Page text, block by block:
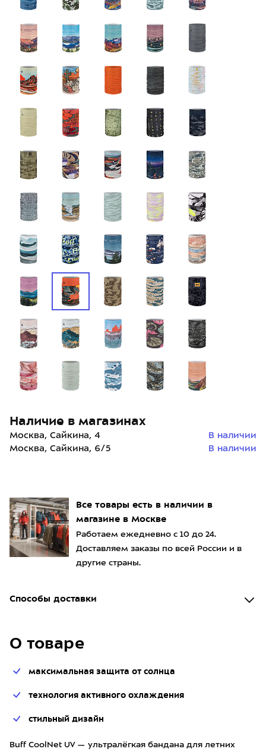
Все товары есть в наличии в
магазине в Москве
Работаем ежедневно с 10 до 24.
Доставляем заказы по всей России и в
другие страны.
Способы доставки
О товаре
максимальная защита от солнца
технология активного охлаждения
стильный дизайн
Buff CoolNet UV — ультралёгкая бандана для летних
Наличие в магазинах
Москва, Сайкина, 4
В наличии
Москва, Сайкина, 6/5
В наличии